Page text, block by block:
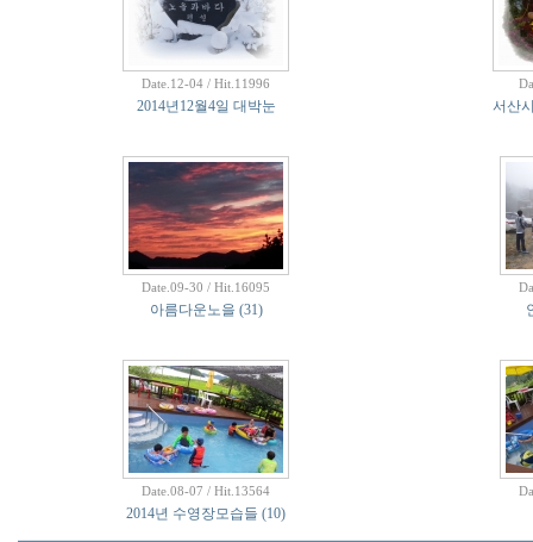
Date.12-04 / Hit.11996
2014년12월4일 대박눈 서산
Date.09-30 / Hit.16095
아름다운노을 (31)
Date.08-07 / Hit.13564
2014년 수영장모습들 (10)